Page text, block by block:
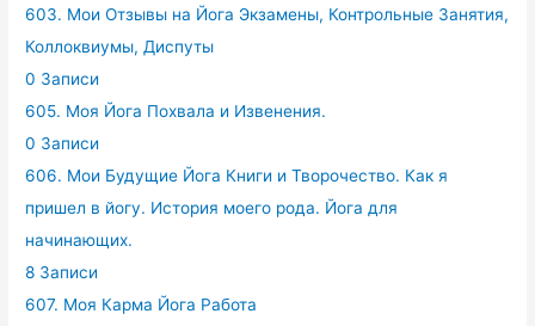
603. Мои Отзывы на Йога Экзамены, Контрольные Занятия,
Коллоквиумы, Диспуты
0 Записи
605. Моя Йога Похвала и Извенения.
0 Записи
606. Мои Будущие Йога Книги и Творочество. Как я
пришел в йогу. История моего рода. Йога для
начинающих.
8 Записи
607. Моя Карма Йога Работа